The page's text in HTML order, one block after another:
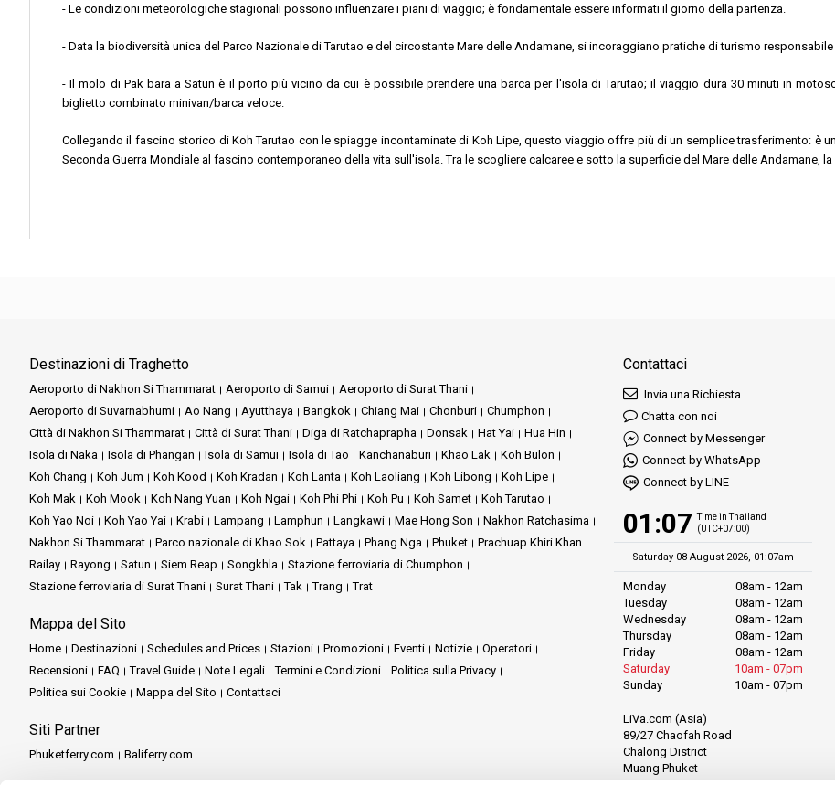
- Le condizioni meteorologiche stagionali possono influenzare i piani di viaggio; è fondamentale essere informati il giorno della partenza.
- Data la biodiversità unica del Parco Nazionale di Tarutao e del circostante Mare delle Andamane, si incoraggiano pratiche di turismo
- Il molo di Pak bara a Satun è il porto più vicino da cui è possibile prendere una barca per l'isola di Tarutao; il viaggio dura 30 minuti in
biglietto combinato minivan/barca veloce.
Collegando il fascino storico di Koh Tarutao con le spiagge incontaminate di Koh Lipe, questo viaggio offre più di un semplice trasferimento: è
Seconda Guerra Mondiale al fascino contemporaneo della vita sull'isola. Tra le scogliere calcaree e sotto la superficie del Mare delle Andamane, la
Destinazioni di Traghetto
Aeroporto di Nakhon Si Thammarat Aeroporto di Samui
Aeroporto di Surat Thani
Aeroporto di Suvarnabhumi
Ao Nang Ayutthaya Bangkok Chiang Mai Chonburi
Chumphon
Città di Nakhon Si Thammarat
Città di Surat Thani Diga di Ratchaprapha Donsak Hat Yai
Hua Hin
Isola di Naka
Isola di Phangan Isola di Samui Isola di Tao Kanchanaburi Khao Lak
Koh Bulon
Koh Chang
Koh Jum Koh Kood Koh Kradan Koh Lanta Koh Laoliang Koh Libong
Koh Lipe
Koh Mak
Koh Mook Koh Nang Yuan Koh Ngai Koh Phi Phi Koh Pu Koh Samet
Koh Tarutao
Koh Yao Noi
Koh Yao Yai Krabi Lampang Lamphun Langkawi Mae Hong Son
Nakhon Ratchasima
Nakhon Si Thammarat
Parco nazionale di Khao Sok Pattaya Phang Nga Phuket
Prachuap Khiri Khan
Railay
Rayong Satun Siem Reap Songkhla
Stazione ferroviaria di Chumphon
Stazione ferroviaria di Surat Thani
Surat Thani Tak Trang Trat
Mappa del Sito
Home Destinazioni Schedules and Prices Stazioni Promozioni Eventi Notizie
Operatori
Recensioni
FAQ Travel Guide Note Legali Termini e Condizioni
Politica sulla Privacy
Politica sui Cookie
Mappa del Sito Contattaci
Siti Partner
Phuketferry.com Baliferry.com
Contattaci
Invia una Richiesta
Chatta con noi
Connect by Messenger
Connect by WhatsApp
Connect by LINE
01:07 Time in Thailand
(UTC+07:00)
Saturday 08 August 2026, 01:07am
Monday
08am - 12am
Tuesday
08am - 12am
Wednesday
08am - 12am
Thursday
08am - 12am
Friday
08am - 12am
Saturday
10am - 07pm
Sunday
10am - 07pm
LiVa.com (Asia)
89/27 Chaofah Road
Chalong District
Muang Phuket